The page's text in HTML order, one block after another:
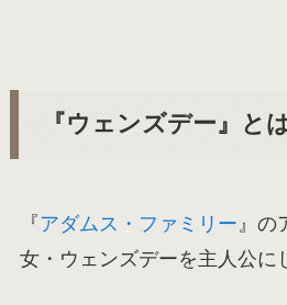
『ウェンズデー』と
『アダムス・ファミリー 』の
女・ウェンズデーを主人公に